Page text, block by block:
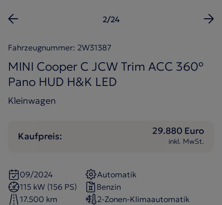
2/24
Fahrzeugnummer: 2W31387
MINI Cooper C JCW Trim ACC 360°
Pano HUD H&K LED
Kleinwagen
Kaufpreis: 29.880 Euro
inkl. MwSt.
09/2024
Automatik
115 kW (156 PS)
Benzin
17.500 km
2-Zonen-Klimaautomatik